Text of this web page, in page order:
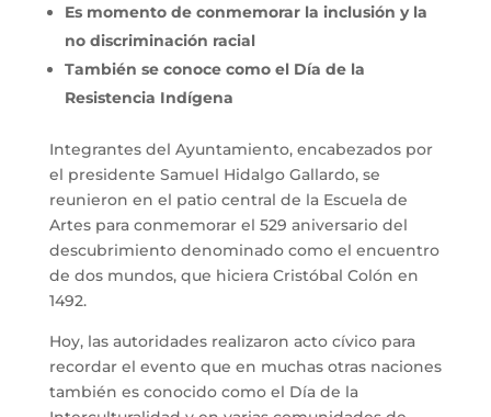
Es momento de conmemorar la inclusión y la
no discriminación racial
También se conoce como el Día de la
Resistencia Indígena
Integrantes del Ayuntamiento, encabezados por
el presidente Samuel Hidalgo Gallardo, se
reunieron en el patio central de la Escuela de
Artes para conmemorar el 529 aniversario del
descubrimiento denominado como el encuentro
de dos mundos, que hiciera Cristóbal Colón en
1492.
Hoy, las autoridades realizaron acto cívico para
recordar el evento que en muchas otras naciones
también es conocido como el Día de la